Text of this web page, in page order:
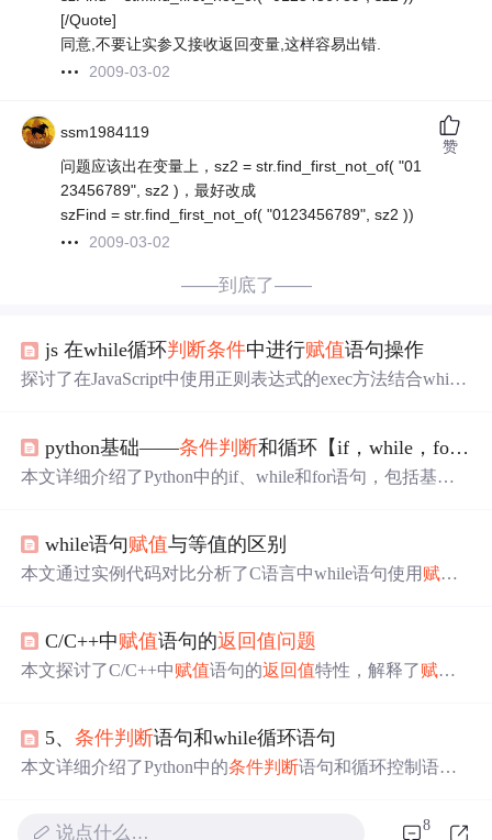
[/Quote]
同意,不要让实参又接收返回变量,这样容易出错.
2009-03-02
ssm1984119
问题应该出在变量上，sz2 = str.find_first_not_of( "01
23456789", sz2 )，最好改成
szFind = str.find_first_not_of( "0123456789", sz2 ))
2009-03-02
赞
——到底了——
js 在while循环判断条件中进行赋值语句操作
探讨了在JavaScript中使用正则表达式的exec方法结合while
作用域特性。
python基础——条件判断和循环【if，while，for，range】
本文详细介绍了Python中的if、while和for语句，包括基本
while语句赋值与等值的区别
本文通过实例代码对比分析了C语言中while语句使用 赋值
为真，导致死循环；而在等值条件下，错误读取会使得
件不成立，从而跳出循环。这个例子突显了理解和正确使
C/C++中赋值语句的返回值问题
本文探讨了C/C++中赋值语句的返回值特性，解释了赋值
5、条件判断语句和while循环语句
本文详细介绍了Python中的条件判断语句和循环控制语
说点什么… 8